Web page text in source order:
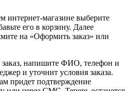
интернет-магазине выберите
его в корзину. Далее
на «Оформить заказ» или
заказ, напишите ФИО, телефон и
и уточнит условия заказа.
придет подтверждение